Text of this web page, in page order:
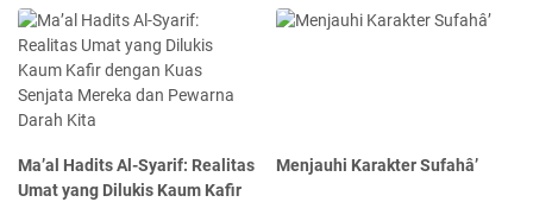
Ma’al Hadits Al-Syarif: Realitas
Umat yang Dilukis Kaum Kafir
Menjauhi Karakter Sufahâ’